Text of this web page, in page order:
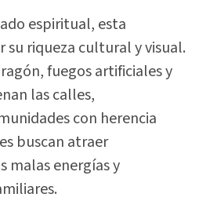
espiritual, esta
su riqueza cultural y visual.
fuegos artificiales y
las calles,
con herencia
buscan atraer
malas energías y